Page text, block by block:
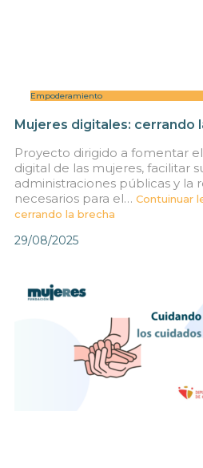
Empoderamiento
Mujeres digitales: cerrando
Proyecto dirigido a fomentar
digital de las mujeres, facilitar
administraciones públicas y la
necesarios para el… Contuinuar
cerrando la brecha
29/08/2025